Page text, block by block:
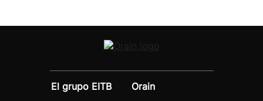
El grupo EITB
Orain